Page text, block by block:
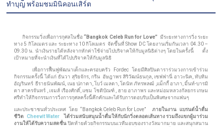
ทำบุญ พร้อมชมมินิคอนเสิร์ต
กิจกรรมวิ่งเพื่อการกุศลในชื่อ“Bangkok Celeb Runfor Love” มีระยะทางการวิ่ง ระยะ
ทาง 5 กิโลเมตร และ ระยะทาง 10 กิโลเมตร จัดขึ้นที่ Show DC โดยงานเริ่มกันเวลา 04.30 –
09.30 น. นำเงินรายได้หลังจากหักค่าใช้จ่ายไปบริจาคให้กับมูลนิธิต่างๆ โดยในครั้งนี้ ตั้ง
เป้าหมายที่จะนำเงินที่ได้ไปบริจาคให้กับมูลนิธิ
เพื่อการฟื้นฟูพัฒนาเด็กและครอบครัว Fordec โดยมีศิลปินดาราร่วมวงการเข้าร่วม
กิจกรรมครั้งนี้ ได้แก่ ธันวา สุริยจักร, กรีน อัษฎาพร สิริวัฒน์ธนกุล, เซฟฟานี่ อาวะนิค, ทับทิม
อัญรินทร์ ธีราธนันพัฒน์, เนย ปภาดา, โบว์ เมลดา, โดนัท ภัทรพลฒ์ ,แม็กกี้ อาภา, มิ้นท์-บารมิ
ตา สาครจันทร์ , เจมส์ เรืองศักดิ์, แซม โชติบัณฑ์ , ฮาย อาภาพร และหม่อมหลวงกัลยกร เกษม
ศรีทำให้กิจกรรมการวิ่งการกุศลครั้งนี้คึกคักและได้รับการตอบรับเป็นพิเศษจากแฟนๆ
และประชาชนทั่วประเทศ โดย “Bangkok Celeb Run for Love” ภายในงาน แบรนด์น้ำดื่ม
ชีวิตCheevit Water ได้ร่วมสนับสนุนน้ำดื่มให้กับนักวิ่งตลอดเส้นทาง รวมถึงแขกผู้มาร่วม
งานให้ได้รับความสดชื่นปิดท้ายด้วยกิจกรรมบนเวทีมอบของรางวัลมากมาย และสนุกสนาน